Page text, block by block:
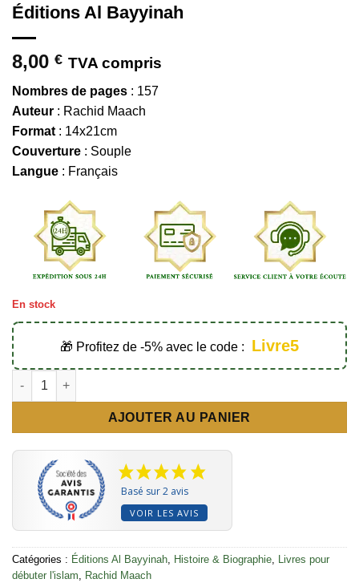
Éditions Al Bayyinah
8,00 € TVA compris
Nombres de pages : 157
Auteur : Rachid Maach
Format : 14x21cm
Couverture : Souple
Langue : Français
En stock
🎁 Profitez de -5% avec le code : Livre5
quantité de Regard musulman sur le christianisme - Éditions
AJOUTER AU PANIER
Basé sur 2 avis
VOIR LES AVIS
Catégories : Éditions Al Bayyinah Histoire & Biographie Livres pour
débuter l'islam
Rachid Maach